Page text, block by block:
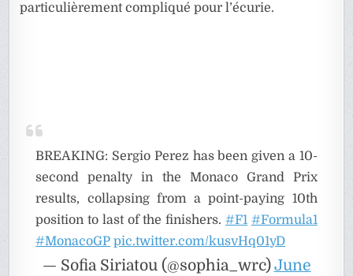
particulièrement compliqué pour l’écurie.
BREAKING: Sergio Perez has been given a 10-
second penalty in the Monaco Grand Prix
results, collapsing from a point-paying 10th
position to last of the finishers. #F1 #Formula1
#MonacoGP pic.twitter.com/kusvHq01yD
— Sofia Siriatou (@sophia_wrc)June